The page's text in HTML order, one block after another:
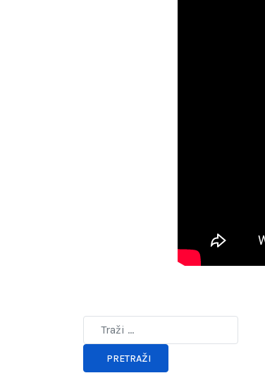
Type 2 or more characters for results.
PRETRAŽI